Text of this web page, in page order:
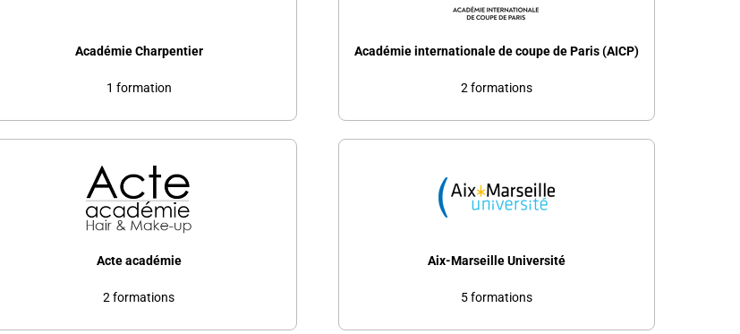
Académie Charpentier
1 formation
Académie internationale de coupe de Paris (AICP)
2 formations
Acte académie
2 formations
Aix-Marseille Université
5 formations